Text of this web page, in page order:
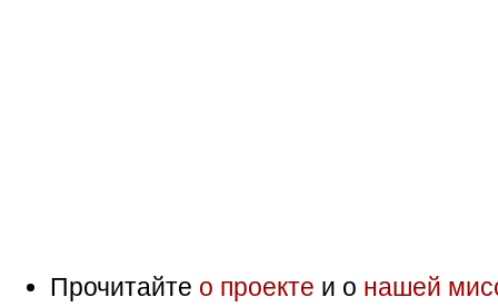
Прочитайте о проекте и о нашей